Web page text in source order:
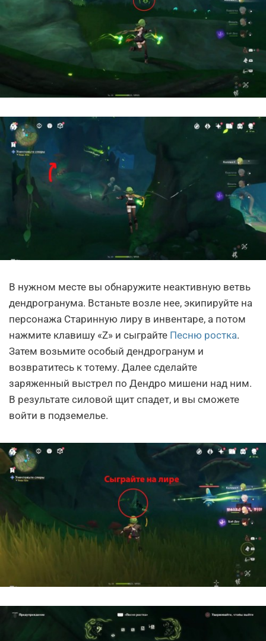
В нужном месте вы обнаружите неактивную ветвь
дендрогранума. Встаньте возле нее, экипируйте на
персонажа Старинную лиру в инвентаре, а потом
нажмите клавишу «Z» и сыграйте Песню ростка.
Затем возьмите особый дендрогранум и
возвратитесь к тотему. Далее сделайте
заряженный выстрел по Дендро мишени над ним.
В результате силовой щит спадет, и вы сможете
войти в подземелье.